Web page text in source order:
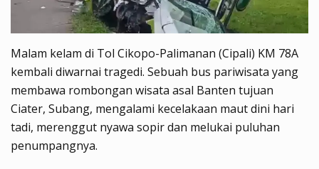
Malam kelam di Tol Cikopo-Palimanan (Cipali) KM 78A
kembali diwarnai tragedi. Sebuah bus pariwisata yang
membawa rombongan wisata asal Banten tujuan
Ciater, Subang, mengalami kecelakaan maut dini hari
tadi, merenggut nyawa sopir dan melukai puluhan
penumpangnya.